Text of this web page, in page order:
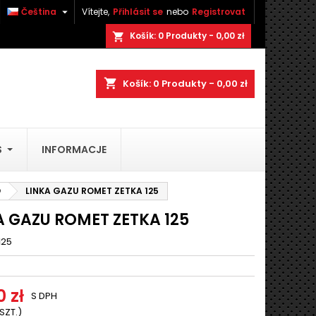
Vítejte, Přihlásit se nebo Registrovat
Čeština 
shopping_cart Košík: 0 Produkty - 0,00 zł
shopping_cart Košík: 0 Produkty - 0,00 zł
INFORMACJE
LINKA GAZU ROMET ZETKA 125
GAZU ROMET ZETKA 125
zł S DPH